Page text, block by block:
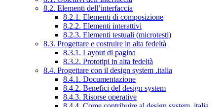
8.2. Elementi dell’interfaccia
8.2.1. Elementi di composizione
8.2.2. Elementi interattivi
8.2.3. Elementi testuali (microtesti)
8.3. Progettare e costruire in alta fedeltà
8.3.1. Layout di pagina
8.3.2. Prototipi in alta fedeltà
8.4. Progettare con il design system .italia
8.4.1. Documentazione
8.4.2. Benefici del design system
8.4.3. Risorse operative